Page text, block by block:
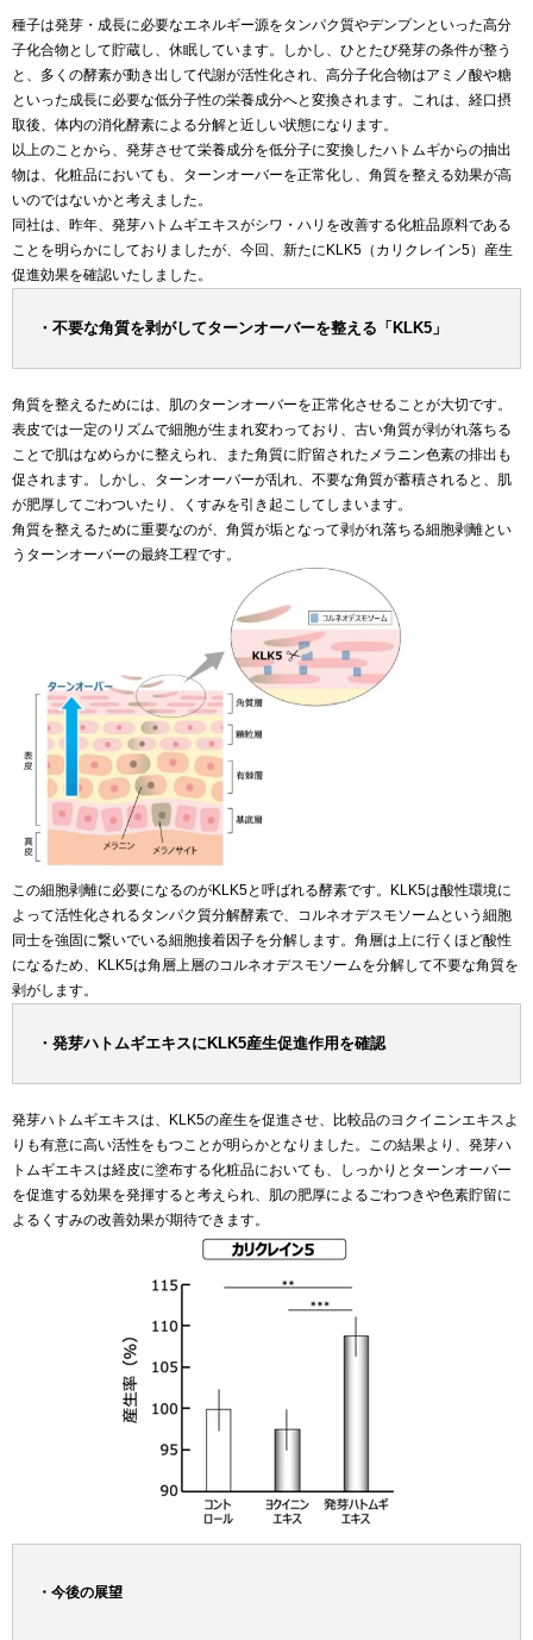
種子は発芽・成長に必要なエネルギー源をタンパク質やデンプンといった高分
子化合物として貯蔵し、休眠しています。しかし、ひとたび発芽の条件が整う
と、多くの酵素が動き出して代謝が活性化され、高分子化合物はアミノ酸や糖
といった成長に必要な低分子性の栄養成分へと変換されます。これは、経口摂
取後、体内の消化酵素による分解と近しい状態になります。
以上のことから、発芽させて栄養成分を低分子に変換したハトムギからの抽出
物は、化粧品においても、ターンオーバーを正常化し、角質を整える効果が高
いのではないかと考えました。
同社は、昨年、発芽ハトムギエキスがシワ・ハリを改善する化粧品原料である
ことを明らかにしておりましたが、今回、新たにKLK5（カリクレイン5）産生
促進効果を確認いたしました。
・不要な角質を剥がしてターンオーバーを整える「KLK5」
角質を整えるためには、肌のターンオーバーを正常化させることが大切です。
表皮では一定のリズムで細胞が生まれ変わっており、古い角質が剥がれ落ちる
ことで肌はなめらかに整えられ、また角質に貯留されたメラニン色素の排出も
促されます。しかし、ターンオーバーが乱れ、不要な角質が蓄積されると、肌
が肥厚してごわついたり、くすみを引き起こしてしまいます。
角質を整えるために重要なのが、角質が垢となって剥がれ落ちる細胞剥離とい
うターンオーバーの最終工程です。
この細胞剥離に必要になるのがKLK5と呼ばれる酵素です。KLK5は酸性環境に
よって活性化されるタンパク質分解酵素で、コルネオデスモソームという細胞
同士を強固に繋いでいる細胞接着因子を分解します。角層は上に行くほど酸性
になるため、KLK5は角層上層のコルネオデスモソームを分解して不要な角質を
剥がします。
・発芽ハトムギエキスにKLK5産生促進作用を確認
発芽ハトムギエキスは、KLK5の産生を促進させ、比較品のヨクイニンエキスよ
りも有意に高い活性をもつことが明らかとなりました。この結果より、発芽ハ
トムギエキスは経皮に塗布する化粧品においても、しっかりとターンオーバー
を促進する効果を発揮すると考えられ、肌の肥厚によるごわつきや色素貯留に
よるくすみの改善効果が期待できます。
・今後の展望